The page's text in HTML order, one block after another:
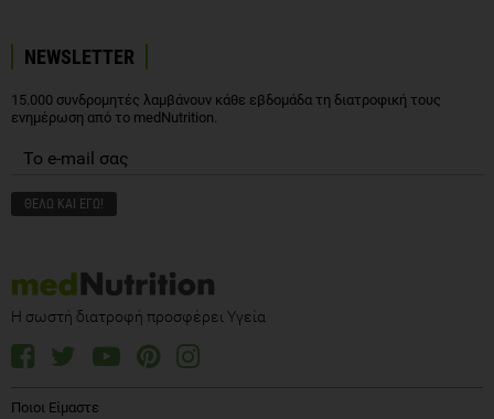
NEWSLETTER
15.000 συνδρομητές λαμβάνουν κάθε εβδομάδα τη διατροφική τους
ενημέρωση από το medNutrition.
Η σωστή διατροφή προσφέρει Υγεία
Ποιοι Είμαστε